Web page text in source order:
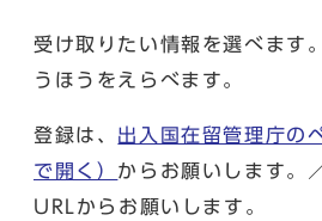
受け取りたい情報を選べます
うほうをえらべます。
登録は、 出入国在留管理庁の
で開く） からお願いします。
URLからお願いします。